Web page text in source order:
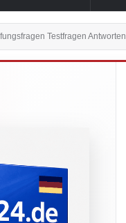
Testfragen Antworten